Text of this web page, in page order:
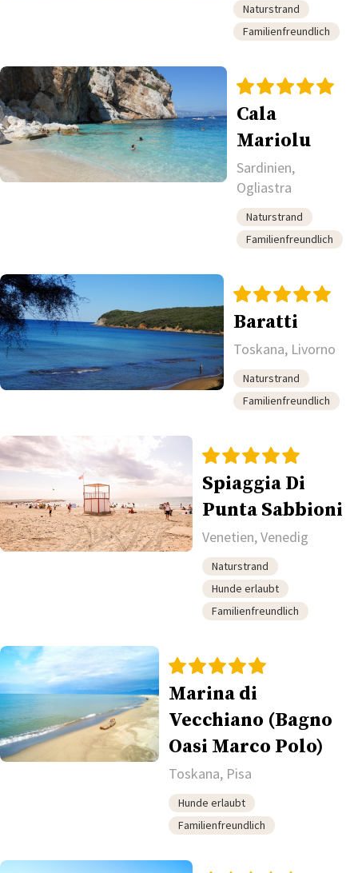
Naturstrand
Familienfreundlich
Cala
Mariolu
Sardinien,
Ogliastra
Naturstrand
Familienfreundlich
Baratti
Toskana, Livorno
Naturstrand
Familienfreundlich
Spiaggia Di
Punta Sabbioni
Venetien, Venedig
Naturstrand
Hunde erlaubt
Familienfreundlich
Marina di
Vecchiano (Bagno
Oasi Marco Polo)
Toskana, Pisa
Hunde erlaubt
Familienfreundlich